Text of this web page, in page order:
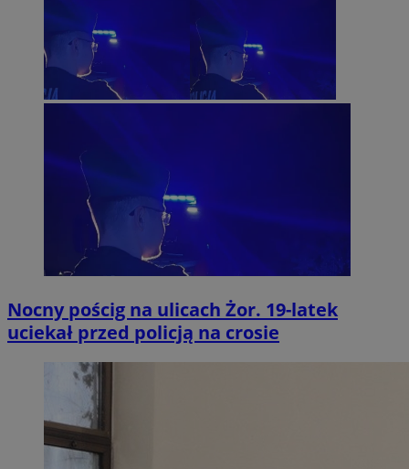
Nocny pościg na ulicach Żor. 19-latek
uciekał przed policją na crosie